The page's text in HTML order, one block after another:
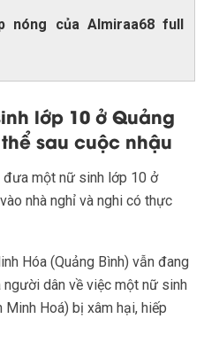
nóng của Almiraa68 full
lớp 10 ở Quảng
sau cuộc nhậu
đưa một nữ sinh lớp 10 ở
nhà nghỉ và nghi có thực
Hóa (Quảng Bình) vẫn đang
dân về việc một nữ sinh
Minh Hoá) bị xâm hại, hiếp